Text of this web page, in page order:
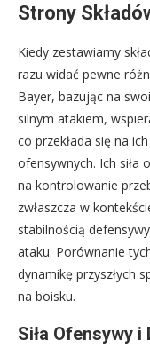
Strony
Kiedy zestawiamy
razu widać pewne
Bayer, bazując na
silnym atakiem,
co przekłada się na
ofensywnych. Ich siła
na kontrolowanie
zwłaszcza w
stabilnością
ataku. Porównanie
dynamikę przyszłych
na boisku.
Siła Ofensywy